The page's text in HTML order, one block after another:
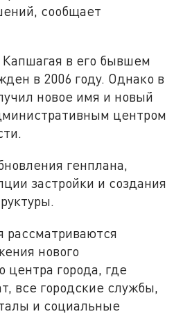
сообщает
в его бывшем
в 2006 году. Однако в
новое имя и новый
центром
генплана,
застройки и создания
нового
центра города, где
все городские службы,
и социальные